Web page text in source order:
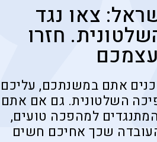
צאו נגד
חזרו
אתם במשנתכם, עליכם
השלטונית. גם אם אתם
למהפכה טועים,
שכך אחיכם חשים